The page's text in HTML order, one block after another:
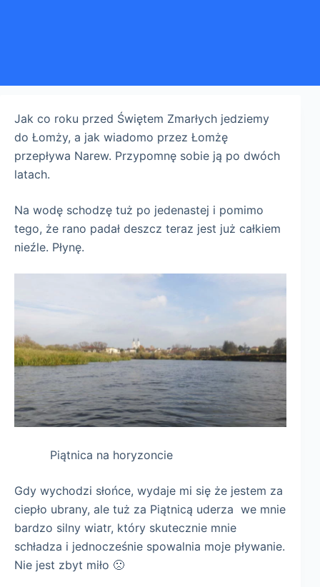
Jak co roku przed Świętem Zmarłych jedziemy
do Łomży, a jak wiadomo przez Łomżę
przepływa Narew. Przypomnę sobie ją po dwóch
latach.
Na wodę schodzę tuż po jedenastej i pomimo
tego, że rano padał deszcz teraz jest już całkiem
nieźle. Płynę.
Piątnica na horyzoncie
Gdy wychodzi słońce, wydaje mi się że jestem za
ciepło ubrany, ale tuż za Piątnicą uderza we mnie
bardzo silny wiatr, który skutecznie mnie
schładza i jednocześnie spowalnia moje pływanie.
Nie jest zbyt miło 🙁